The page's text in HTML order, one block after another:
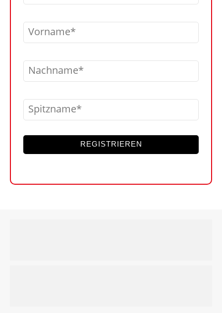
Vorname
Nachname
Spitzname
REGISTRIEREN